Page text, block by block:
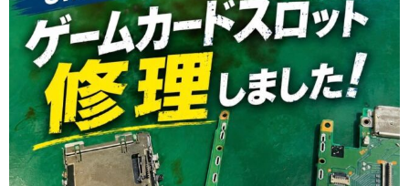
た！ありがとうございました！
2026/05/20
柏市よりお越しのお客様のiPhone12の液晶交換をさせて頂きました！あり
がとうございました！
2026/05/20
松戸市よりお越しのお客様のSwitchのバッテリー交換をさせて頂きまし
た！ありがとうございました！
2026/05/19
松戸市よりお越しのお客様のiPhone12のガラス交換をさせて頂きました！
ありがとうございました！
2026/05/18
松戸市よりお越しのお客様のiPhone11のバッテリー交換をさせて頂きまし